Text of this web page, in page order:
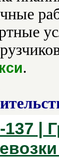
.
137 |